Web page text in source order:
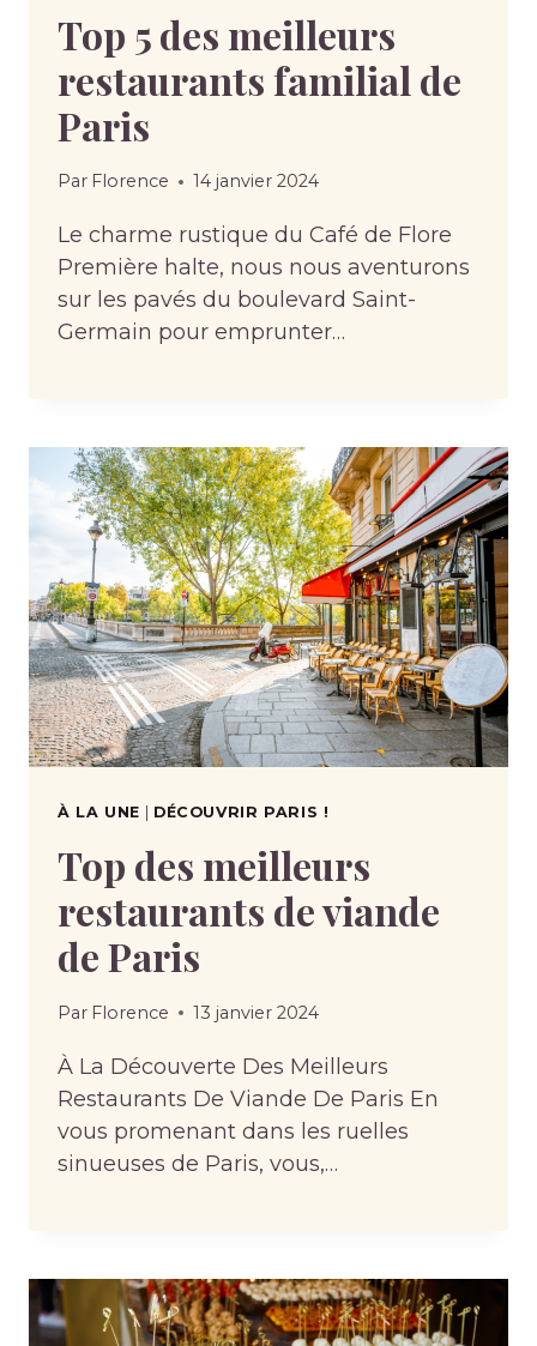
Top 5 des meilleurs
restaurants familial de
Paris
Par Florence 14 janvier 2024
Le charme rustique du Café de Flore
Première halte, nous nous aventurons
sur les pavés du boulevard Saint-
Germain pour emprunter…
À LA UNE DÉCOUVRIR PARIS !
Top des meilleurs
restaurants de viande
de Paris
Par Florence 13 janvier 2024
À La Découverte Des Meilleurs
Restaurants De Viande De Paris En
vous promenant dans les ruelles
sinueuses de Paris, vous,…